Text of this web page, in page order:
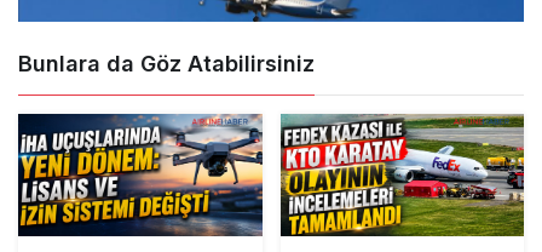
Bunlara da Göz Atabilirsiniz